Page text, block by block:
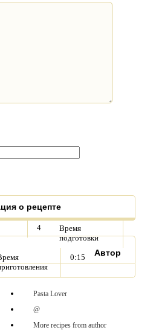
о рецепте
4
Время
подготовки
0:15 Автор
Pasta Lover
@
More recipes from author